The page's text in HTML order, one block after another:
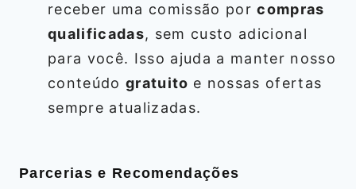
receber uma comissão porcompras
qualificadas, sem custo adicional
para você. Isso ajuda a manter nosso
conteúdo gratuito e nossas ofertas
sempre atualizadas.
Parcerias e Recomendações